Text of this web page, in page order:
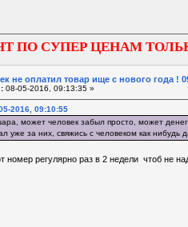
ПО СУПЕР ЦЕНАМ
не оплатил товар ище с нового года !
08-05-2016, 09:13:35 »
2016, 09:10:55
может человек забыл просто, может
уже за них, свяжись с человеком как нибудь
номер регулярно раз в 2 недели чтоб не